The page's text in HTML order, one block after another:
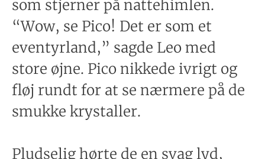
som stjerner på nattehimlen.
“Wow, se Pico! Det er som et
eventyrland,” sagde Leo med
store øjne. Pico nikkede ivrigt og
fløj rundt for at se nærmere på de
smukke krystaller.
Pludselig hørte de en svag lyd,